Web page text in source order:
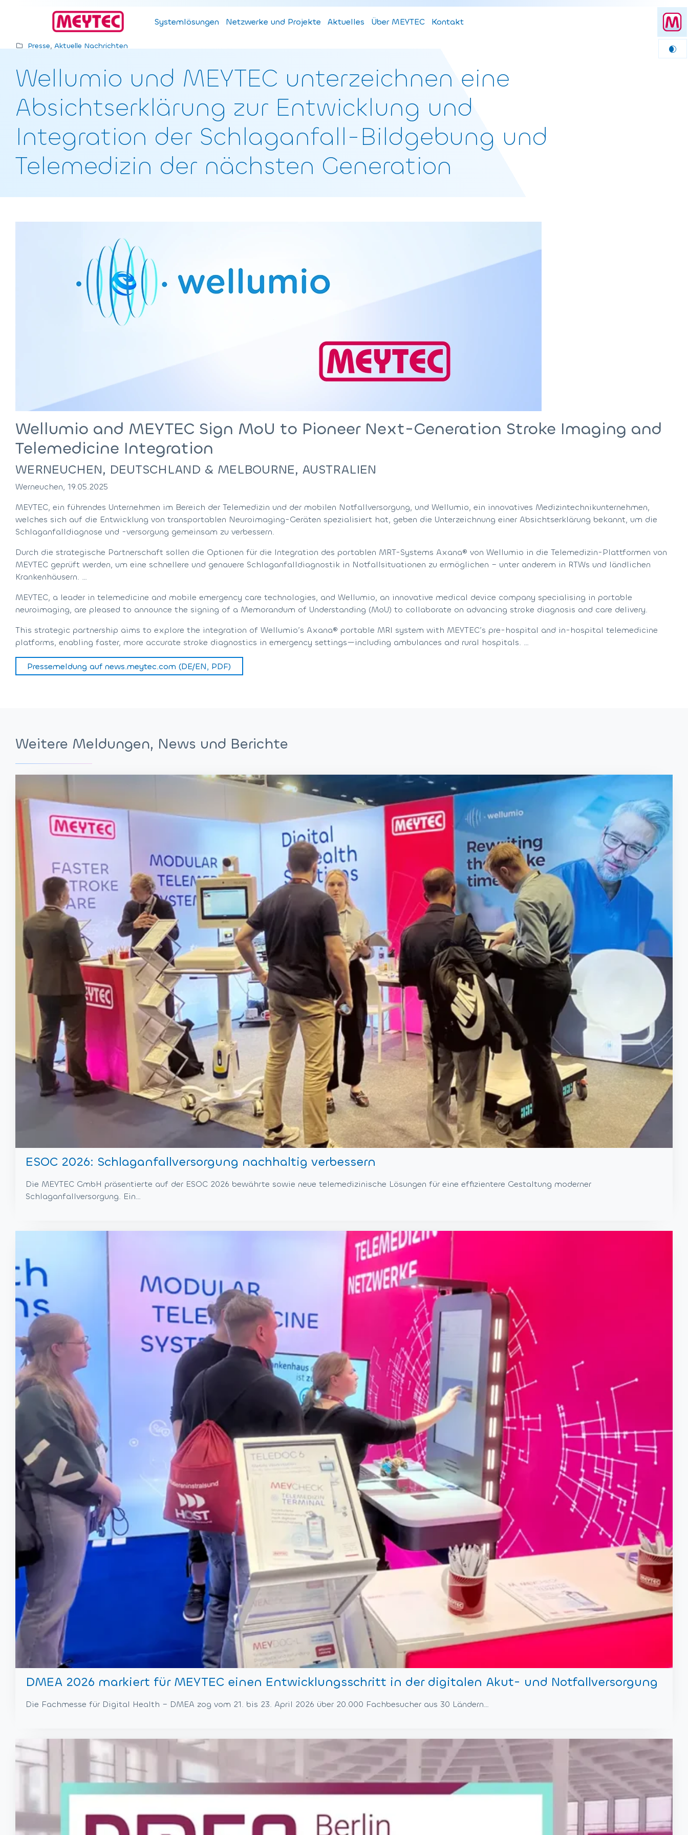
Systemlösungen Netzwerke und Projekte Aktuelles Über MEYTEC Kontakt
Presse, Aktuelle Nachrichten
Wellumio und MEYTEC unterzeichnen eine
Absichtserklärung zur Entwicklung und
Integration der Schlaganfall-Bildgebung und
Telemedizin der nächsten Generation
Wellumio and MEYTEC Sign MoU to Pioneer Next-Generation Stroke Imaging and
Telemedicine Integration
WERNEUCHEN, DEUTSCHLAND & MELBOURNE, AUSTRALIEN
Werneuchen, 19.05.2025
MEYTEC, ein führendes Unternehmen im Bereich der Telemedizin und der mobilen Notfallversorgung, und Wellumio, ein innovatives Medizintechnikunternehmen,
welches sich auf die Entwicklung von transportablen Neuroimaging-Geräten spezialisiert hat, geben die Unterzeichnung einer Absichtserklärung bekannt, um die
Schlaganfalldiagnose und -versorgung gemeinsam zu verbessern.
Durch die strategische Partnerschaft sollen die Optionen für die Integration des portablen MRT-Systems Axana® von Wellumio in die Telemedizin-Plattformen von
MEYTEC geprüft werden, um eine schnellere und genauere Schlaganfalldiagnostik in Notfallsituationen zu ermöglichen – unter anderem in RTWs und ländlichen
Krankenhäusern. …
MEYTEC, a leader in telemedicine and mobile emergency care technologies, and Wellumio, an innovative medical device company specialising in portable
neuroimaging, are pleased to announce the signing of a Memorandum of Understanding (MoU) to collaborate on advancing stroke diagnosis and care delivery.
This strategic partnership aims to explore the integration of Wellumio’s Axana® portable MRI system with MEYTEC’s pre-hospital and in-hospital telemedicine
platforms, enabling faster, more accurate stroke diagnostics in emergency settings—including ambulances and rural hospitals. …
Pressemeldung auf news.meytec.com (DE/EN, PDF)
Weitere Meldungen, News und Berichte
ESOC 2026: Schlaganfallversorgung nachhaltig verbessern
Die MEYTEC GmbH präsentierte auf der ESOC 2026 bewährte sowie neue telemedizinische Lösungen für eine effizientere Gestaltung moderner
Schlaganfallversorgung. Ein…
DMEA 2026 markiert für MEYTEC einen Entwicklungsschritt in der digitalen Akut- und Notfallversorgung
Die Fachmesse für Digital Health – DMEA zog vom 21. bis 23. April 2026 über 20.000 Fachbesucher aus 30 Ländern…